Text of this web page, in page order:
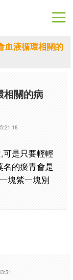
血液循環相關的
相關的病
是只要輕輕
的瘀青會是
塊紫一塊別